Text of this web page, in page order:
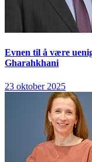
Evnen til å være
Gharahkhani
23 oktober 2025